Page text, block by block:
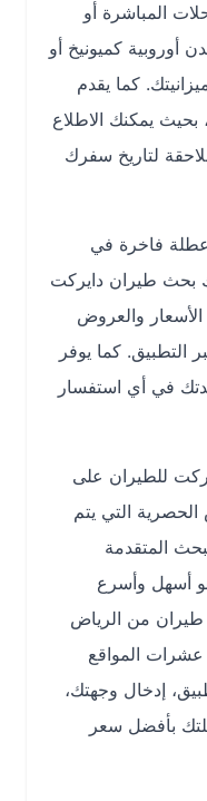
أو
كميونيخ أو
كما يقدم
يمكنك الاطلاع
لتاريخ سفرك
في
طيران دايركت
والعروض
كما يوفر
أي استفسار
على
التي يتم
وأسرع
من الرياض
المواقع
وجهتك،
سعر